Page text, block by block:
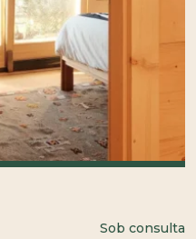
Sob consulta